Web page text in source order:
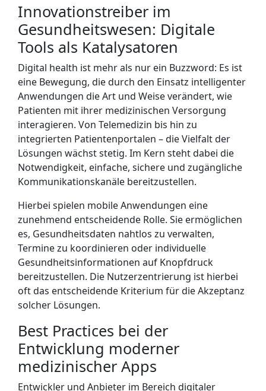
Innovationstreiber im
Gesundheitswesen: Digitale
Tools als Katalysatoren
Digital health ist mehr als nur ein Buzzword: Es ist
eine Bewegung, die durch den Einsatz intelligenter
Anwendungen die Art und Weise verändert, wie
Patienten mit ihrer medizinischen Versorgung
interagieren. Von Telemedizin bis hin zu
integrierten Patientenportalen – die Vielfalt der
Lösungen wächst stetig. Im Kern steht dabei die
Notwendigkeit, einfache, sichere und zugängliche
Kommunikationskanäle bereitzustellen.
Hierbei spielen mobile Anwendungen eine
zunehmend entscheidende Rolle. Sie ermöglichen
es, Gesundheitsdaten nahtlos zu verwalten,
Termine zu koordinieren oder individuelle
Gesundheitsinformationen auf Knopfdruck
bereitzustellen. Die Nutzerzentrierung ist hierbei
oft das entscheidende Kriterium für die Akzeptanz
solcher Lösungen.
Best Practices bei der
Entwicklung moderner
medizinischer Apps
Entwickler und Anbieter im Bereich digitaler